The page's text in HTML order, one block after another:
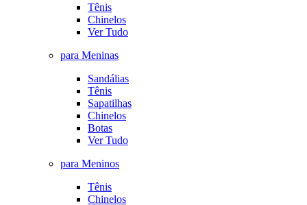
Tênis
Chinelos
Ver Tudo
para Meninas
Sandálias
Tênis
Sapatilhas
Chinelos
Botas
Ver Tudo
para Meninos
Tênis
Chinelos